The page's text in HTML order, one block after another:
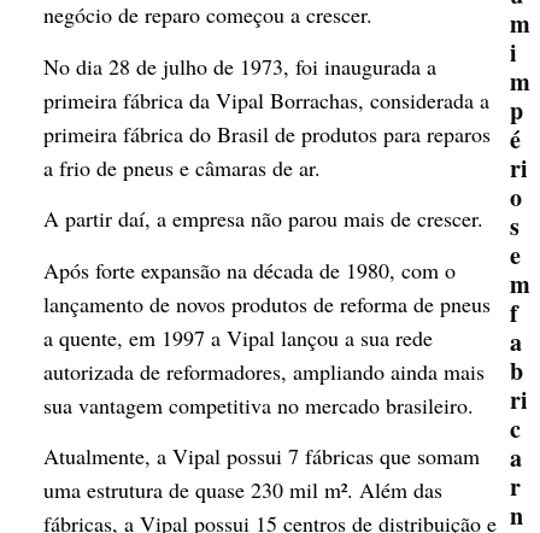
negócio de reparo começou a crescer.
No dia 28 de julho de 1973, foi inaugurada a
primeira fábrica da Vipal Borrachas, considerada a
primeira fábrica do Brasil de produtos para reparos
a frio de pneus e câmaras de ar.
A partir daí, a empresa não parou mais de crescer.
Após forte expansão na década de 1980, com o
lançamento de novos produtos de reforma de pneus
a quente, em 1997 a Vipal lançou a sua rede
autorizada de reformadores, ampliando ainda mais
sua vantagem competitiva no mercado brasileiro.
Atualmente, a Vipal possui 7 fábricas que somam
uma estrutura de quase 230 mil m². Além das
fábricas, a Vipal possui 15 centros de distribuição e
m
i
m
p
é
ri
o
s
e
m
f
a
b
ri
c
a
r
n